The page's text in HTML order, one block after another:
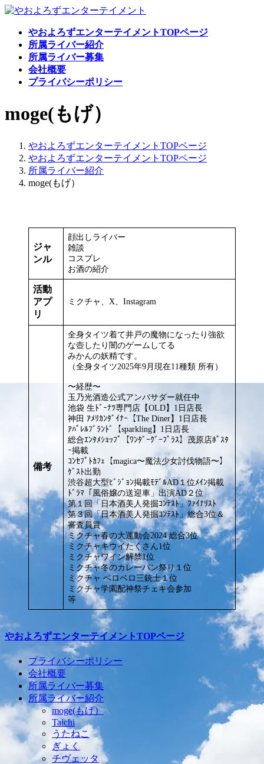
コ
ッ
プ
ナ
移
動
やおよろずエンターテイメントTOPページ
所属ライバー紹介
所属ライバー募集
会社概要
プライバシーポリシー
moge(もげ）
やおよろずエンターテイメントTOPページ
やおよろずエンターテイメントTOPページ
所属ライバー紹介
moge(もげ）
ジャ
ンル
顔出しライバー
雑談
コスプレ
お酒の紹介
活動
アプ
リ
ミクチャ、X、Instagram
備考
全身タイツ着て井戸の魔物になったり強欲
な壺したり闇のゲームしてる
みかんの妖精です。
（全身タイツ2025年9月現在11種類 所有）
〜経歴〜
玉乃光酒造公式アンバサダー就任中
池袋 生ﾄﾞｰﾅﾂ専門店【OLD】1日店長
神田 ｱﾒﾘｶﾝﾀﾞｲﾅｰ【The Diner】1日店長
ｱﾊﾟﾚﾙﾌﾞﾗﾝﾄﾞ【sparkling】1日店長
総合ｴﾝﾀﾒｼｮｯﾌﾟ【ﾜﾝﾀﾞｰｸﾞｰﾌﾟﾗｽ】茂原店ﾎﾟｽﾀ
ｰ掲載
ｺﾝｾﾌﾟﾄｶﾌｪ【magica〜魔法少女討伐物語〜】
ｹﾞｽﾄ出勤
渋谷超大型ﾋﾞｼﾞｮﾝ掲載ﾓﾃﾞﾙAD１位ﾒｲﾝ掲載
ﾄﾞﾗﾏ「風俗嬢の送迎車」出演AD２位
第１回「日本酒美人発掘ｺﾝﾃｽﾄ」ﾌｧｲﾅﾘｽﾄ
第３回「日本酒美人発掘ｺﾝﾃｽﾄ」総合3位＆
審査員賞
ミクチャ春の大運動会2024 総合3位
ミクチャキウイたくさん1位
ミクチャワイン解禁1位
ミクチャ冬のカレーパン祭り１位
ミクチャ ベロベロ三銃士１位
ミクチャ学園配神祭チェキ会参加
等
やおよろずエンターテイメントTOPページ
プライバシーポリシー
会社概要
所属ライバー募集
所属ライバー紹介
moge(もげ）
Taichi
うたねこ
ぎょく
チヴェッタ